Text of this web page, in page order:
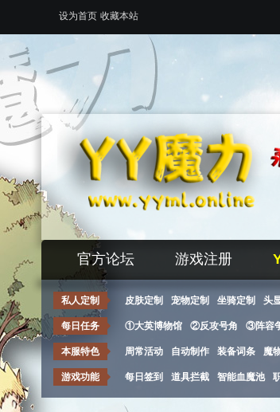
设为首页 收藏本站
官方论坛 游戏注册
私人定制 皮肤定制 宠物定制 坐骑定制 头
每日任务 ①大英博物馆 ②反攻号角 ③阵容
本服特色 周常活动 自动制作 装备词条 魔
游戏功能 每日签到 道具拦截 智能血魔池